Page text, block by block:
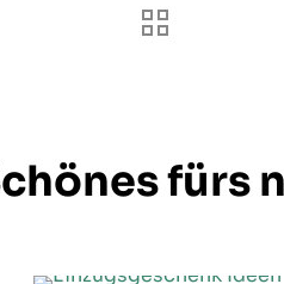
fürs